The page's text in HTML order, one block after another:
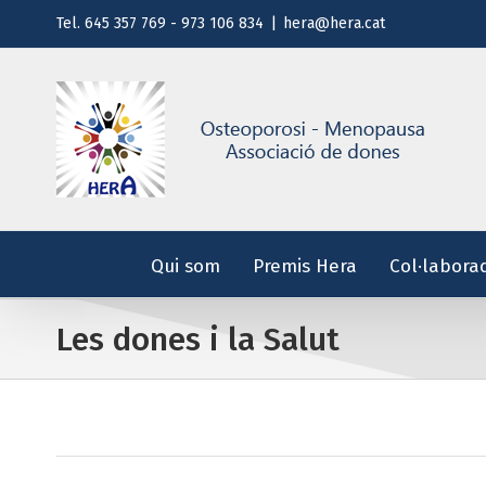
al
Tel. 645 357 769 - 973 106 834 hera@hera.cat
Qui som Premis Hera
Les dones i la Salut